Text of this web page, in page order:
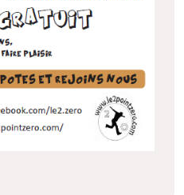
pour les jeunes